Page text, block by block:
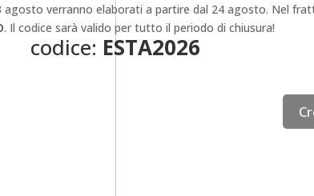
verranno elaborati a partire dal 24 agosto. Nel
. Il codice sarà valido per tutto il periodo di chiusura!
codice: ESTA2026